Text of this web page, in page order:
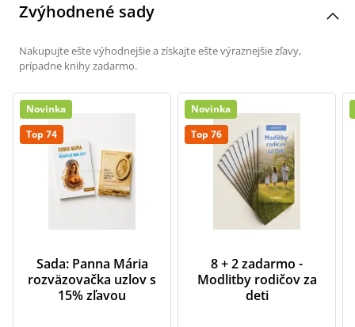
Zvýhodnené sady
Nakupujte ešte výhodnejšie a získajte ešte výraznejšie zľavy,
prípadne knihy zadarmo.
Novinka
Top 74
Sada: Panna Mária
rozväzovačka uzlov s
15% zľavou
Novinka
Top 76
8 + 2 zadarmo -
Modlitby rodičov za
deti